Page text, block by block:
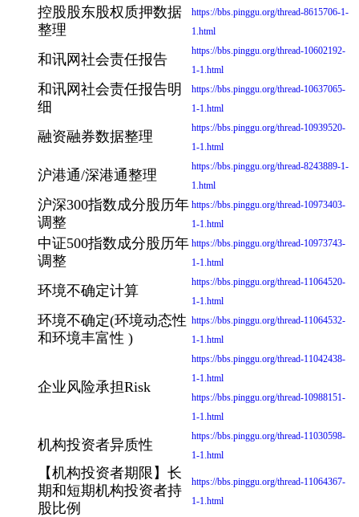
控股股东股权质押数据
整理
https://bbs.pinggu.org/thread-8615706-1-
1.html
和讯网社会责任报告
https://bbs.pinggu.org/thread-10602192-
1-1.html
和讯网社会责任报告明
细
https://bbs.pinggu.org/thread-10637065-
1-1.html
融资融券数据整理
https://bbs.pinggu.org/thread-10939520-
1-1.html
沪港通/深港通整理
https://bbs.pinggu.org/thread-8243889-1-
1.html
沪深300指数成分股历年
调整
https://bbs.pinggu.org/thread-10973403-
1-1.html
中证500指数成分股历年
调整
https://bbs.pinggu.org/thread-10973743-
1-1.html
环境不确定计算
https://bbs.pinggu.org/thread-11064520-
1-1.html
环境不确定(环境动态性
和环境丰富性 )
https://bbs.pinggu.org/thread-11064532-
1-1.html
企业风险承担Risk
https://bbs.pinggu.org/thread-11042438-
1-1.html
https://bbs.pinggu.org/thread-10988151-
1-1.html
机构投资者异质性
https://bbs.pinggu.org/thread-11030598-
1-1.html
【机构投资者期限】长
期和短期机构投资者持
股比例
https://bbs.pinggu.org/thread-11064367-
1-1.html